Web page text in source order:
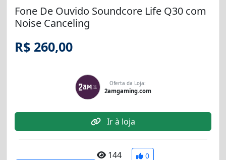
Fone De Ouvido Soundcore Life Q30 com
Noise Canceling
R$ 260,00
Oferta da Loja:
2amgaming.com
Ir à loja
144 0